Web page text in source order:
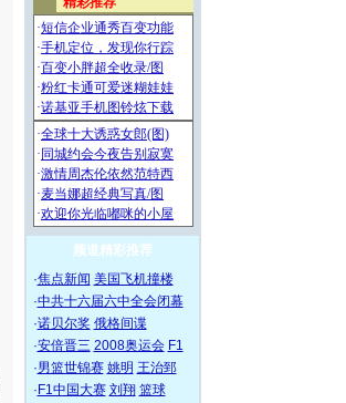
频道精彩推荐
·焦点新闻 美国飞机撞楼
·中共十六届六中全会闭幕
·诺贝尔奖 俄格间谍
·安倍晋三 2008奥运会 F1
·男篮世锦赛 姚明 王治郅
· F1中国大赛 刘翔 篮球